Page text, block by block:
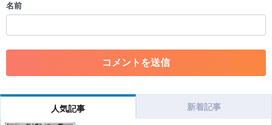
・一度削除された投稿を再び投稿すること
・アカウントの売買など金銭が絡む内容の投稿
・各ゲームのネタバレを含む内容の投稿
・その他、管理者が不適切と判断した投稿
だけますでしょうか。
※投稿内容を確認後、順次対応さ
名前
人気記事 新着記事